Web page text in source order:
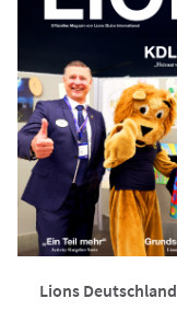
Lions Deutschland